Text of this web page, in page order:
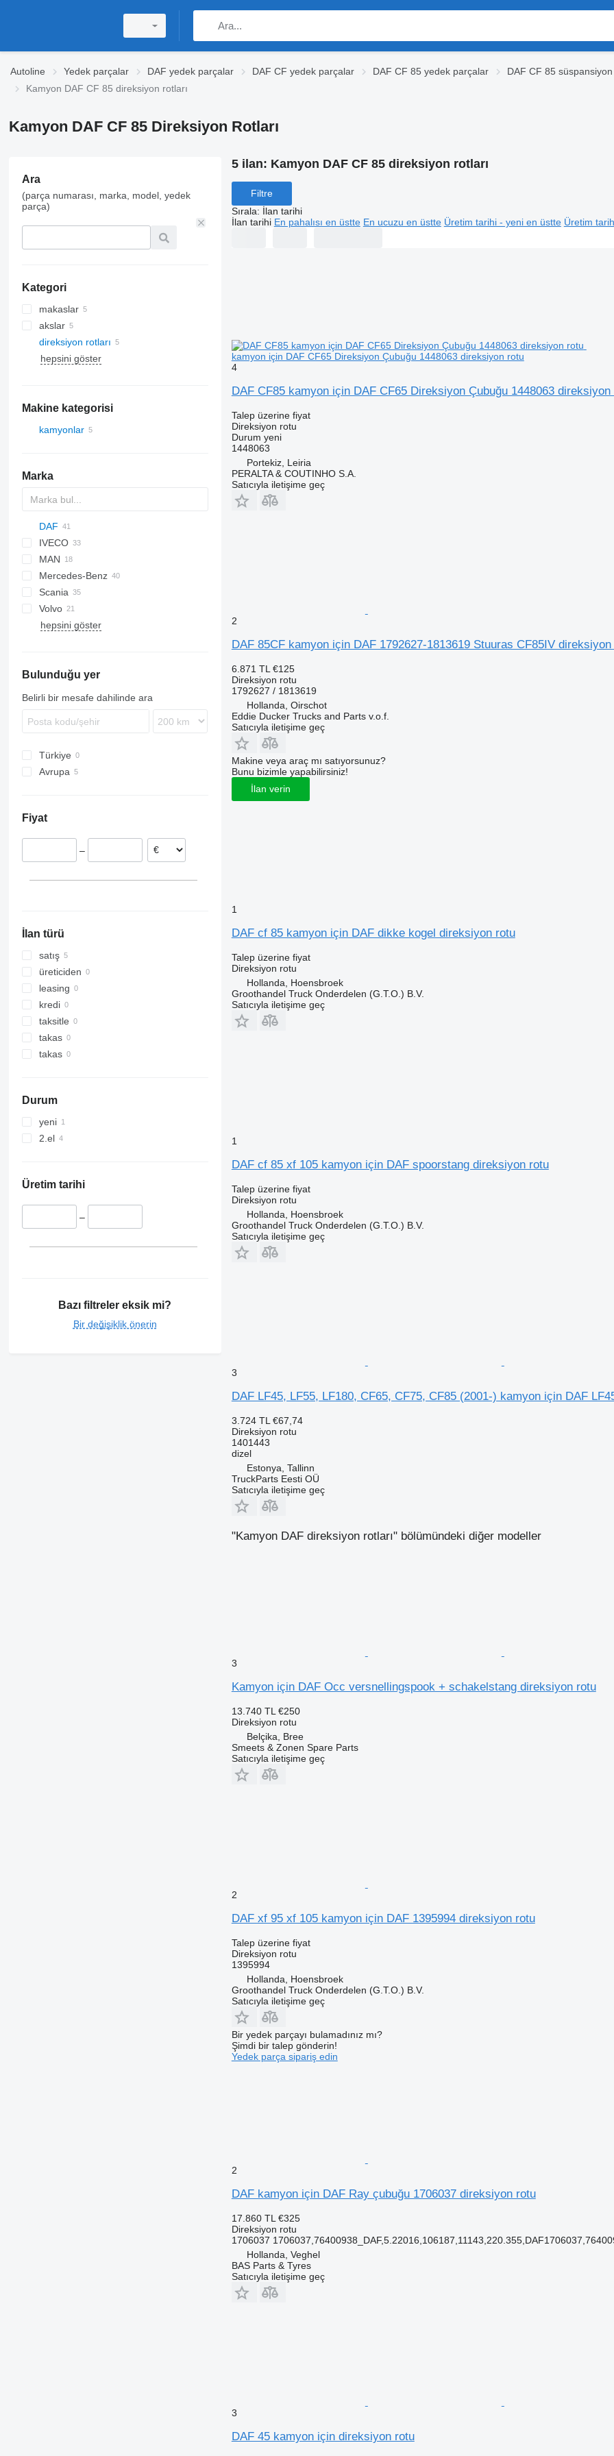
Autoline Yedek parçalar DAF yedek parçalar DAF CF yedek parçalar DAF CF 85 yedek parçalar
DAF CF 85 süspansiyon
Kamyon DAF CF 85 direksiyon rotları
Kamyon DAF CF 85 Direksiyon Rotları
Ara
(parça numarası, marka, model, yedek
parça)
Kategori
makaslar
akslar
direksiyon rotları
hepsini göster
Makine kategorisi
kamyonlar
Marka
DAF
CF
CF 65
CF 75
CF 85
LF
LF 45
LF 55
XF
XF 95
XF 105
XF 106
F-MAX
IVECO
EuroCargo
EuroStar
Eurotech
Eurotrakker
S-Way
MAN
F90
L2000
TGA
TGL
TGX
Mercedes-Benz
A-Class
Actros
Antos
Axor
MB
Sprinter
Canter
Atleon
Cabstar
Kerax
Magnum
Midlum
Kaiser
Scania
R-series
Volvo
FH
FMX
L-series
VNL
hepsini göster
Bulunduğu yer
Belirli bir mesafe dahilinde ara
Türkiye
Avrupa
Fiyat
–
İlan türü
satış
üreticiden
leasing
kredi
taksitle
takas
takas
Durum
yeni
2.el
Üretim tarihi
–
Bazı filtreler eksik mi?
Bir değişiklik önerin
5 ilan: Kamyon DAF CF 85 direksiyon rotları
Filtre
Sırala: İlan tarihi
İlan tarihi En pahalısı en üstte En ucuzu en üstte Üretim tarihi - yeni en üstte Üretim
kamyon için DAF CF65 Direksiyon Çubuğu 1448063 direksiyon rotu
4
DAF CF85 kamyon için DAF CF65 Direksiyon Çubuğu 1448063 direksiyon
Talep üzerine fiyat
Direksiyon rotu
Durum yeni
1448063
Portekiz, Leiria
PERALTA & COUTINHO S.A.
Satıcıyla iletişime geç
2
DAF 85CF kamyon için DAF 1792627-1813619 Stuuras CF85IV
6.871 TL €125
Direksiyon rotu
1792627 / 1813619
Hollanda, Oirschot
Eddie Ducker Trucks and Parts v.o.f.
Satıcıyla iletişime geç
Makine veya araç mı satıyorsunuz?
Bunu bizimle yapabilirsiniz!
İlan verin
1
DAF cf 85 kamyon için DAF dikke kogel direksiyon rotu
Talep üzerine fiyat
Direksiyon rotu
Hollanda, Hoensbroek
Groothandel Truck Onderdelen (G.T.O.) B.V.
Satıcıyla iletişime geç
1
DAF cf 85 xf 105 kamyon için DAF spoorstang direksiyon rotu
Talep üzerine fiyat
Direksiyon rotu
Hollanda, Hoensbroek
Groothandel Truck Onderdelen (G.T.O.) B.V.
Satıcıyla iletişime geç
3
DAF LF45, LF55, LF180, CF65, CF75, CF85 (2001-) kamyon için DAF
3.724 TL €67,74
Direksiyon rotu
1401443
dizel
Estonya, Tallinn
TruckParts Eesti OÜ
Satıcıyla iletişime geç
"Kamyon DAF direksiyon rotları" bölümündeki diğer modeller
3
Kamyon için DAF Occ versnellingspook + schakelstang direksiyon rotu
13.740 TL €250
Direksiyon rotu
Belçika, Bree
Smeets & Zonen Spare Parts
Satıcıyla iletişime geç
2
DAF xf 95 xf 105 kamyon için DAF 1395994 direksiyon rotu
Talep üzerine fiyat
Direksiyon rotu
1395994
Hollanda, Hoensbroek
Groothandel Truck Onderdelen (G.T.O.) B.V.
Satıcıyla iletişime geç
Bir yedek parçayı bulamadınız mı?
Şimdi bir talep gönderin!
Yedek parça sipariş edin
2
DAF kamyon için DAF Ray çubuğu 1706037 direksiyon rotu
17.860 TL €325
Direksiyon rotu
1706037
Hollanda, Veghel
BAS Parts & Tyres
Satıcıyla iletişime geç
3
DAF 45 kamyon için direksiyon rotu